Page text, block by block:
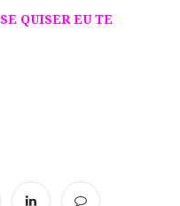
SE QUISER EU TE